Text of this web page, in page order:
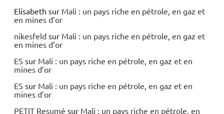
Elisabeth sur Mali : un pays riche en pétrole, en gaz et
en mines d’or
nikesfeld sur Mali : un pays riche en pétrole, en gaz et
en mines d’or
ES sur Mali : un pays riche en pétrole, en gaz et en
mines d’or
ES sur Mali : un pays riche en pétrole, en gaz et en
mines d’or
PETIT Resumé sur Mali : un pays riche en pétrole, en